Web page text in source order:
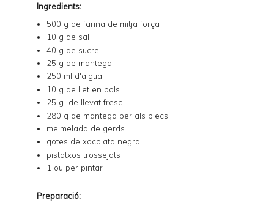
Ingredients:
500 g de farina de mitja força
10 g de sal
40 g de sucre
25 g de mantega
250 ml d'aigua
10 g de llet en pols
25 g de llevat fresc
280 g de mantega per als plecs
melmelada de gerds
gotes de xocolata negra
pistatxos trossejats
1 ou per pintar
Preparació: